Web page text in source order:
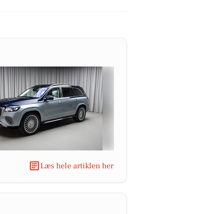
Læs hele artiklen her